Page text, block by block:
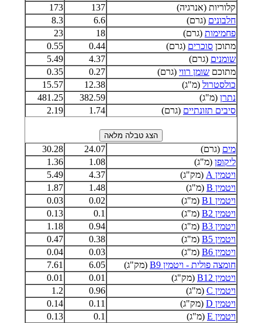
קלוריות (אנרגיה)
137
173
חלבונים (גרם) 6.6
8.3
פחמימות (גרם) 18
23
מתוכן סוכרים (גרם) 0.44
0.55
שומנים (גרם) 4.37
5.49
מתוכם שומן רווי (גרם) 0.27
0.35
כולסטרול (מ"ג) 12.38
15.57
נתרן (מ"ג) 382.59
481.25
סיבים תזונתיים (גרם) 1.74
2.19
מים (גרם) 24.07
30.28
ליקופן (מ"ג) 1.08
1.36
ויטמין A
(מק"ג) 4.37
5.49
ויטמין B
(מ"ג) 1.48
1.87
ויטמין B1
(מ"ג) 0.02
0.03
ויטמין B2
(מ"ג) 0.1
0.13
ויטמין B3
(מ"ג) 0.94
1.18
ויטמין B5
(מ"ג) 0.38
0.47
ויטמין B6
(מ"ג) 0.03
0.04
חומצה פולית - ויטמין B9
(מק"ג) 6.05
7.61
ויטמין B12
(מק"ג) 0.01
0.01
ויטמין C
(מ"ג) 0.96
1.2
ויטמין D
(מק"ג) 0.11
0.14
ויטמין E
(מ"ג) 0.1
0.13